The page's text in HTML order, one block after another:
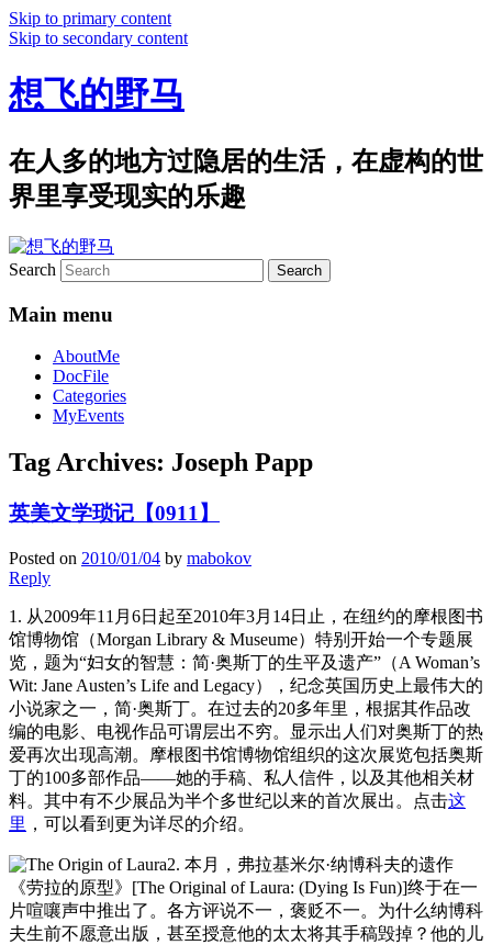
Skip to primary content
Skip to secondary content
想飞的野马
在人多的地方过隐居的生活，在虚构的世
界里享受现实的乐趣
Search
Main menu
AboutMe
DocFile
Categories
MyEvents
Tag Archives: Joseph Papp
英美文学琐记【0911】
Posted on 2010/01/04 by mabokov
Reply
1. 从2009年11月6日起至2010年3月14日止，在纽约的摩根图书
馆博物馆（Morgan Library & Museume）特别开始一个专题展
览，题为“妇女的智慧：简·奥斯丁的生平及遗产”（A Woman’s
Wit: Jane Austen’s Life and Legacy），纪念英国历史上最伟大的
小说家之一，简·奥斯丁。在过去的20多年里，根据其作品改
编的电影、电视作品可谓层出不穷。显示出人们对奥斯丁的热
爱再次出现高潮。摩根图书馆博物馆组织的这次展览包括奥斯
丁的100多部作品——她的手稿、私人信件，以及其他相关材
料。其中有不少展品为半个多世纪以来的首次展出。点击这
里 ，可以看到更为详尽的介绍。
2. 本月，弗拉基米尔·纳博科夫的遗作
《劳拉的原型》[The Original of Laura: (Dying Is Fun)]终于在一
片喧嚷声中推出了。各方评说不一，褒贬不一。为什么纳博科
夫生前不愿意出版，甚至授意他的太太将其手稿毁掉？他的儿